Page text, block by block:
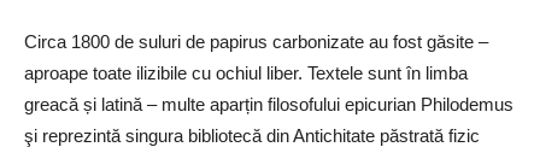
Circa 1800 de suluri de papirus carbonizate au fost găsite –
aproape toate ilizibile cu ochiul liber. Textele sunt în limba
greacă și latină – multe aparțin filosofului epicurian Philodemus
şi reprezintă singura bibliotecă din Antichitate păstrată fizic